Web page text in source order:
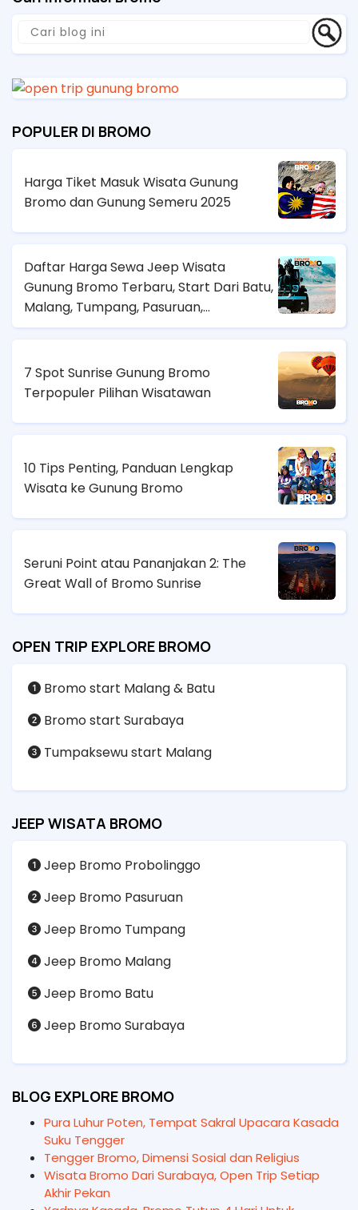
POPULER DI BROMO
Harga Tiket Masuk Wisata Gunung
Bromo dan Gunung Semeru 2025
Daftar Harga Sewa Jeep Wisata
Gunung Bromo Terbaru, Start Dari Batu,
Malang, Tumpang, Pasuruan,
Probolinggo dan Surabaya
7 Spot Sunrise Gunung Bromo
Terpopuler Pilihan Wisatawan
10 Tips Penting, Panduan Lengkap
Wisata ke Gunung Bromo
Seruni Point atau Pananjakan 2: The
Great Wall of Bromo Sunrise
OPEN TRIP EXPLORE BROMO
Bromo start Malang & Batu
Bromo start Surabaya
Tumpaksewu start Malang
JEEP WISATA BROMO
Jeep Bromo Probolinggo
Jeep Bromo Pasuruan
Jeep Bromo Tumpang
Jeep Bromo Malang
Jeep Bromo Batu
Jeep Bromo Surabaya
BLOG EXPLORE BROMO
Pura Luhur Poten, Tempat Sakral Upacara Kasada
Suku Tengger
Tengger Bromo, Dimensi Sosial dan Religius
Wisata Bromo Dari Surabaya, Open Trip Setiap
Akhir Pekan